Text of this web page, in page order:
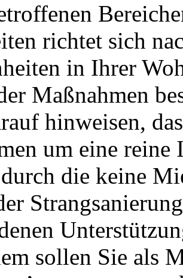
richtet sich
in Ihrer
Maßnahmen
hinweisen,
um eine reine
die keine
sollen Sie als